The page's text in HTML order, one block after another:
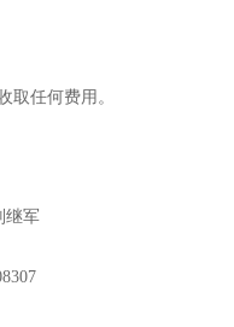
取任何费用。
继军